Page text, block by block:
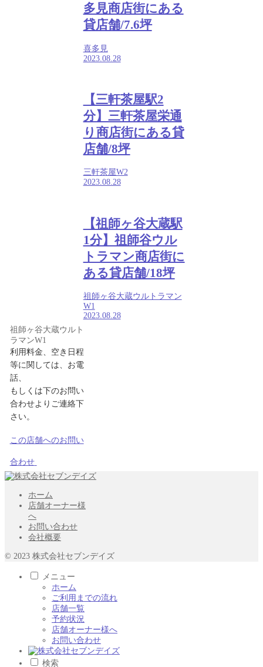
多見商店街にある
貸店舗/7.6坪
喜多見
2023.08.28
【三軒茶屋駅2
分】三軒茶屋栄通
り商店街にある貸
店舗/8坪
三軒茶屋W2
2023.08.28
【祖師ヶ谷大蔵駅
1分】祖師谷ウル
トラマン商店街に
ある貸店舗/18坪
祖師ヶ谷大蔵ウルトラマン
W1
2023.08.28
祖師ヶ谷大蔵ウルト
ラマンW1
利用料金、空き日程
等に関しては、お電
話、
もしくは下のお問い
合わせよりご連絡下
さい。
この店舗へのお問い
合わせ
ホーム
店舗オーナー様
へ
お問い合わせ
会社概要
© 2023 株式会社セブンデイズ
メニュー
ホーム
ご利用までの流れ
店舗一覧
予約状況
店舗オーナー様へ
お問い合わせ
検索